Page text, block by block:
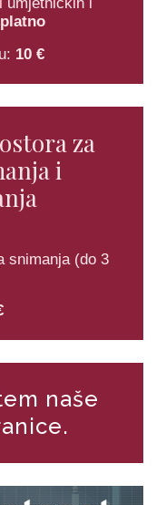
10 €
za
i
snimanja (do 3
naše